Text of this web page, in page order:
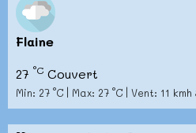
Flaine
27 °C Couvert
Min: 27 °C | Max: 27 °C | Vent: 11 kmh